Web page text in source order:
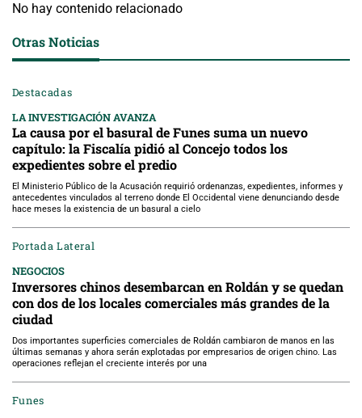
No hay contenido relacionado
Otras Noticias
Destacadas
LA INVESTIGACIÓN AVANZA
La causa por el basural de Funes suma un nuevo
capítulo: la Fiscalía pidió al Concejo todos los
expedientes sobre el predio
El Ministerio Público de la Acusación requirió ordenanzas, expedientes, informes y
antecedentes vinculados al terreno donde El Occidental viene denunciando desde
hace meses la existencia de un basural a cielo
Portada Lateral
NEGOCIOS
Inversores chinos desembarcan en Roldán y se quedan
con dos de los locales comerciales más grandes de la
ciudad
Dos importantes superficies comerciales de Roldán cambiaron de manos en las
últimas semanas y ahora serán explotadas por empresarios de origen chino. Las
operaciones reflejan el creciente interés por una
Funes